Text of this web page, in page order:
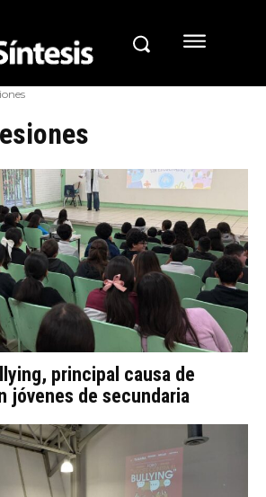
principal causa de
jóvenes de secundaria